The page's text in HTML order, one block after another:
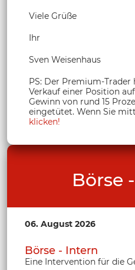
Viele Grüße
Ihr
Sven Weisenhaus
PS: Der Premium-
Verkauf einer Position
Gewinn von rund 15
eingetütet. Wenn Sie
klicken!
Börse
06. August 2026
Börse - Intern
Eine Intervention für die